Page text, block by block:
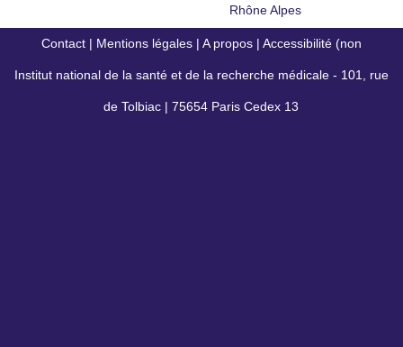
Rhône Alpes
Contact | Mentions légales | A propos | Accessibilité (non
conforme)
Institut national de la santé et de la recherche médicale - 101, rue
de Tolbiac | 75654 Paris Cedex 13